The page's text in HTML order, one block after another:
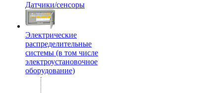
Датчики/сенсоры
Электрические
распределительные
системы (в том числе
электроустановочное
оборудование)